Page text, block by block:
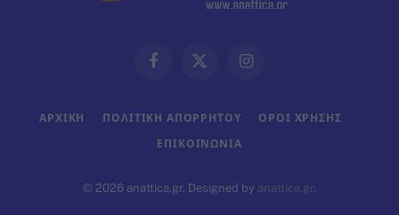
FacebookX
Instagram
ΑΡΧΙΚΗ ΠΟΛΙΤΙΚΗ ΑΠΟΡΡΗΤΟΥ ΟΡΟΙ ΧΡΗΣΗΣ
ΕΠΙΚΟΙΝΩΝΊΑ
© 2026 anattica.gr. Designed by anattica.gr.